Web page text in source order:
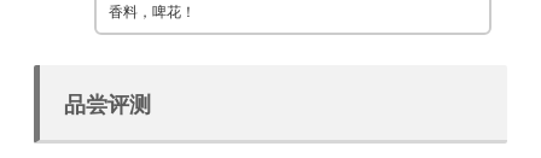
香料，啤花！
品尝评测